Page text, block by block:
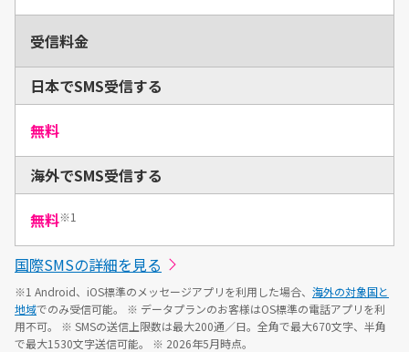
受信料金
日本でSMS受信する
無料
海外でSMS受信する
無料※1
国際SMSの詳細を見る
※1 Android、iOS標準のメッセージアプリを利用した場合、 海外の対象国と
地域でのみ受信可能。 ※ データプランのお客様はOS標準の電話アプリを利
用不可。
※ SMSの送信上限数は最大200通／日。全角で最大670文字、半角
で最大1530文字送信可能。
※ 2026年5月時点。